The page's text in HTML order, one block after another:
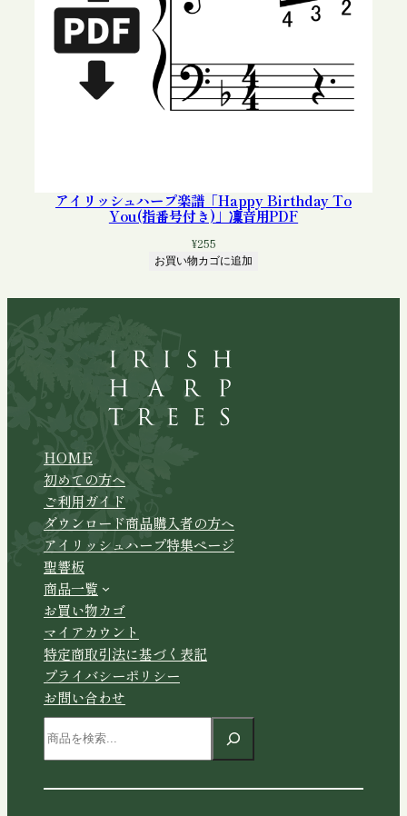
アイリッシュハープ楽譜「Happy Birthday To
You(指番号付き)」凜音用PDF
¥255
お買い物カゴに追加
HOME
初めての方へ
ご利用ガイド
ダウンロード商品購入者の方へ
アイリッシュハープ特集ページ
聖響板
商品一覧
お買い物カゴ
マイアカウント
特定商取引法に基づく表記
プライバシーポリシー
お問い合わせ
索